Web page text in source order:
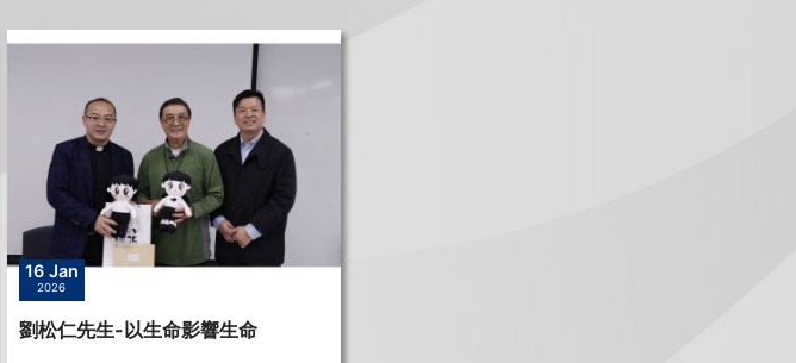
16 Jan
2026
劉松仁先生-以生命影響生命